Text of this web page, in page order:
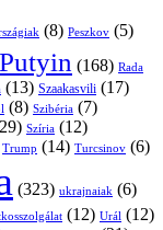
(8) Peszkov (5)
Putyin (168) Rada
(13) Szaakasvili (17)
(8) Szibéria (7)
Szíria (12)
Trump (14) Turcsinov (6)
(323) ukrajnaiak (6)
(12) Urál (12)